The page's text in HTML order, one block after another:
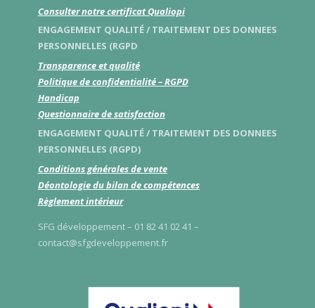
Consulter notre certificat Qualiopi
ENGAGEMENT QUALITÉ / TRAITEMENT DES DONNEES
PERSONNELLES (RGPD
Transparence et qualité
Politique de confidentialité – RGPD
Handicap
Questionnaire de satisfaction
ENGAGEMENT QUALITÉ / TRAITEMENT DES DONNEES
PERSONNELLES (RGPD)
Conditions générales de vente
Déontologie du bilan de compétences
Règlement intérieur
SFG développement – 01 82 41 02 41 –
contact@sfgdeveloppement.fr